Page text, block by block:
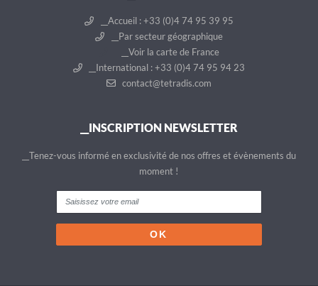
__Accueil : +33 (0)4 74 95 39 95
__Par secteur géographique
__Voir la carte de France
__International : +33 (0)4 74 95 94 23
contact@tetradis.com
__INSCRIPTION NEWSLETTER
__Tenez-vous informé en exclusivité de nos offres et évènements du
moment !